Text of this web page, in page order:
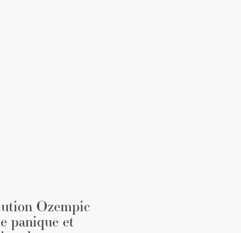
Ozempic
panique et